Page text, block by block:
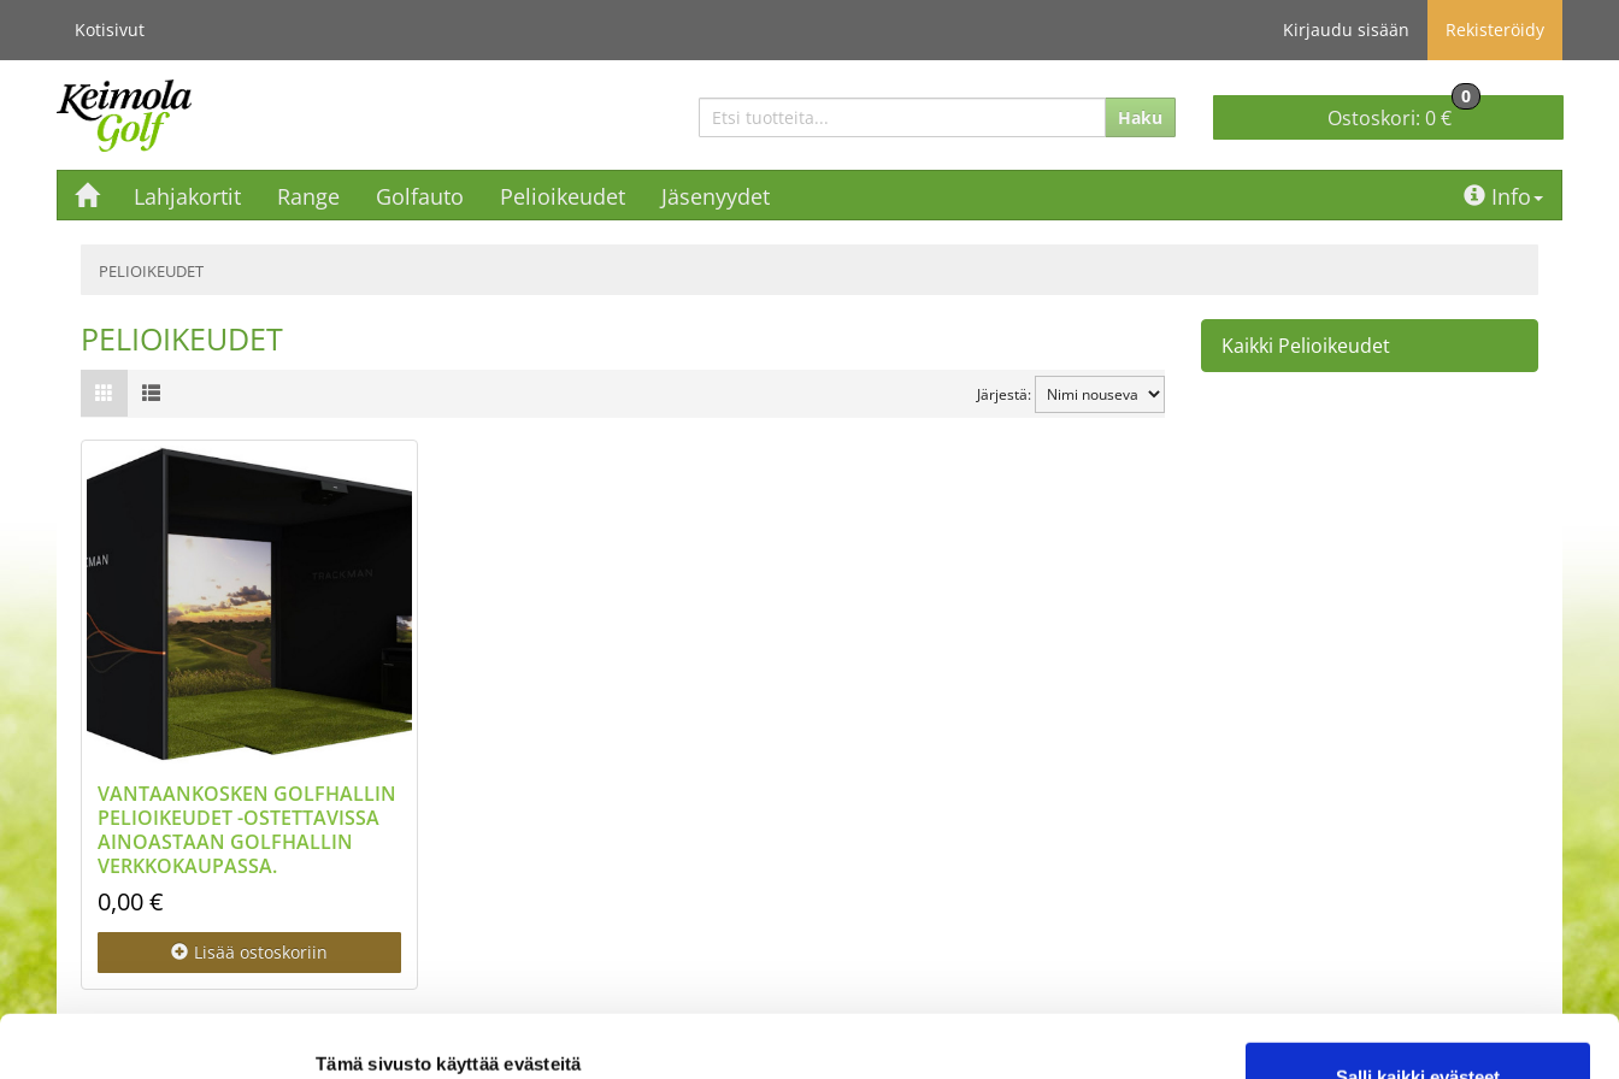
Tämä sivusto käyttää evästeitä
Kotisivut Kirjaudu sisään Rekisteröidy
Haku Ostoskori: 0 €
0
Lahjakortit Range Golfauto Pelioikeudet Jäsenyydet Info
PELIOIKEUDET
Kaikki Pelioikeudet
PELIOIKEUDET
Järjestä:
VANTAANKOSKEN GOLFHALLIN
PELIOIKEUDET -OSTETTAVISSA
AINOASTAAN GOLFHALLIN
VERKKOKAUPASSA.
0,00 €
Lisää ostoskoriin